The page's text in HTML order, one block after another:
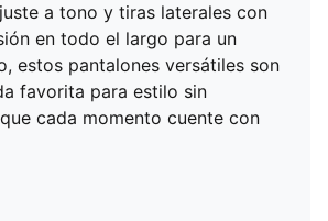
a tono y tiras laterales con
en todo el largo para un
estos pantalones versátiles son
favorita para estilo sin
cada momento cuente con